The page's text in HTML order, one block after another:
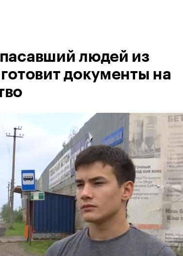
людей из
документы на